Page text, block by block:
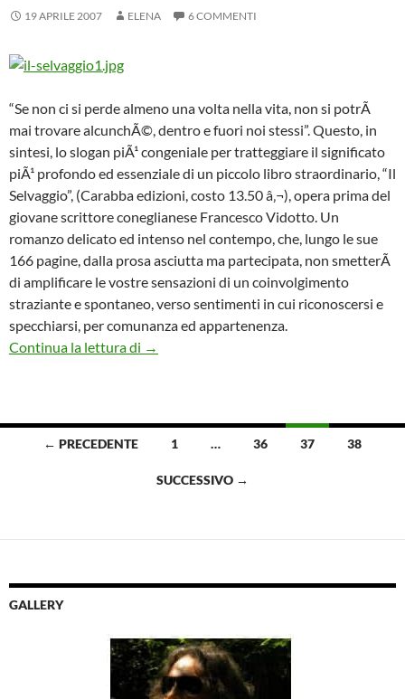
19 APRILE 2007 ELENA 6 COMMENTI
“Se non ci si perde almeno una volta nella vita, non si potrÃ
mai trovare alcunchÃ©, dentro e fuori noi stessi”. Questo, in
sintesi, lo slogan piÃ¹ congeniale per tratteggiare il significato
piÃ¹ profondo ed essenziale di un piccolo libro straordinario, “Il
Selvaggio”, (Carabba edizioni, costo 13.50 â‚¬), opera prima del
giovane scrittore coneglianese Francesco Vidotto. Un
romanzo delicato ed intenso nel contempo, che, lungo le sue
166 pagine, dalla prosa asciutta ma partecipata, non smetterÃ
di amplificare le vostre sensazioni di un coinvolgimento
straziante e spontaneo, verso sentimenti in cui riconoscersi e
specchiarsi, per comunanza ed appartenenza.
Continua la lettura di
Perdersi per ritrovarsi: “Il Selvaggio”.
→
Navigazione
← PRECEDENTE 1 … 36 37 38
SUCCESSIVO →
GALLERY